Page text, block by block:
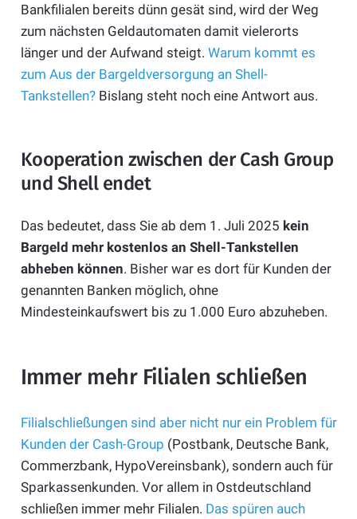
Bankfilialen bereits dünn gesät sind, wird der Weg
zum nächsten Geldautomaten damit vielerorts
länger und der Aufwand steigt. Warum kommt es
zum Aus der Bargeldversorgung an Shell-
Tankstellen?Bislang steht noch eine Antwort aus.
Kooperation zwischen der Cash Group
und Shell endet
Das bedeutet, dass Sie ab dem 1. Juli 2025 kein
Bargeld mehr kostenlos an Shell-Tankstellen
abheben können. Bisher war es dort für Kunden der
genannten Banken möglich, ohne
Mindesteinkaufswert bis zu 1.000 Euro abzuheben.
Immer mehr Filialen schließen
Filialschließungen sind aber nicht nur ein Problem für
Kunden der Cash-Group (Postbank, Deutsche Bank,
Commerzbank, HypoVereinsbank), sondern auch für
Sparkassenkunden. Vor allem in Ostdeutschland
schließen immer mehr Filialen. Das spüren auch